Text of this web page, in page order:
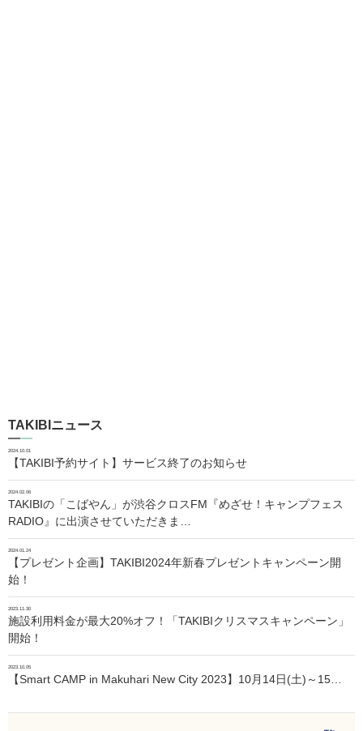
TAKIBIニュース
2024.10.01
【TAKIBI予約サイト】サービス終了のお知らせ
2024.02.06
TAKIBIの「こばやん」が渋谷クロスFM『めざせ！キャンプフェス
RADIO』に出演させていただきま…
2024.01.24
【プレゼント企画】TAKIBI2024年新春プレゼントキャンペーン開
始！
2023.11.30
施設利用料金が最大20%オフ！「TAKIBIクリスマスキャンペーン」
開始！
2023.10.05
【Smart CAMP in Makuhari New City 2023】10月14日(土)～15…